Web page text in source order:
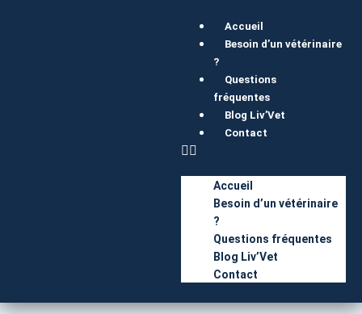
Accueil
Besoin d’un vétérinaire
?
Questions
fréquentes
Blog Liv’Vet
Contact
Accueil
Besoin d’un vétérinaire
?
Questions fréquentes
Blog Liv’Vet
Contact